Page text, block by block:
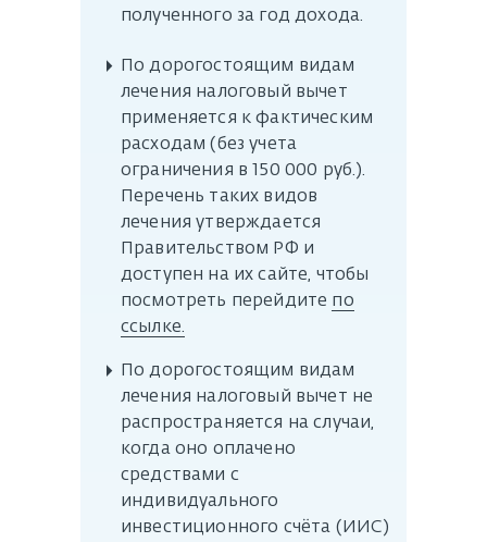
полученного за год дохода.
По дорогостоящим видам
лечения налоговый вычет
применяется к фактическим
расходам (без учета
ограничения в 150 000 руб.).
Перечень таких видов
лечения утверждается
Правительством РФ и
доступен на их сайте, чтобы
посмотреть перейдите по
ссылке.
▸
По дорогостоящим видам
лечения налоговый вычет не
распространяется на случаи,
когда оно оплачено
средствами с
индивидуального
инвестиционного счёта (ИИС)
▸